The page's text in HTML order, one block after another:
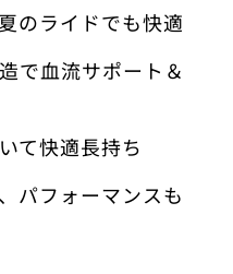
のライドでも快適
で血流サポート＆
て快適長持ち
パフォーマンスも